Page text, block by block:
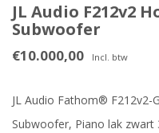
JL Audio F212v2
Subwoofer
€10.000,00 Incl. btw
JL Audio Fathom® F212v2-
Subwoofer, Piano lak zwart